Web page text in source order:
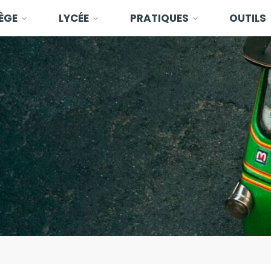
LYCÉE PRATIQUES OUTILS